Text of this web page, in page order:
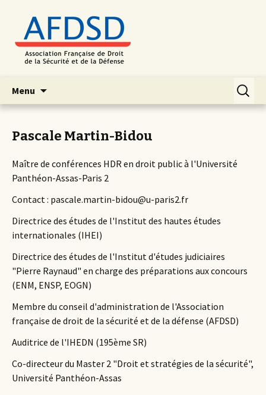
Menu
contenu
Pascale Martin-Bidou
Maître de conférences HDR en droit public à l'Université
Panthéon-Assas-Paris 2
Contact : pascale.martin-bidou@u-paris2.fr
Directrice des études de l'Institut des hautes études
internationales (IHEI)
Directrice des études de l'Institut d'études judiciaires
"Pierre Raynaud" en charge des préparations aux concours
(ENM, ENSP, EOGN)
Membre du conseil d'administration de l'Association
française de droit de la sécurité et de la défense (AFDSD)
Auditrice de l'IHEDN (195ème SR)
Co-directeur du Master 2 "Droit et stratégies de la sécurité",
Université Panthéon-Assas